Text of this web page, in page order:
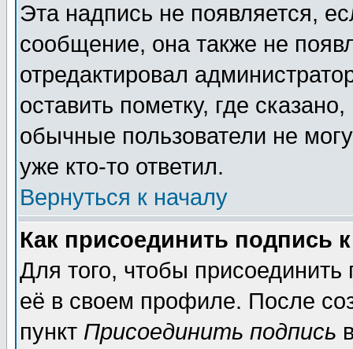
Эта надпись не появляется,
сообщение, она также не
отредактировал
оставить пометку, где
обычные пользователи не
уже кто-то ответил.
Вернуться к началу
Как присоединить подпись
Для того, чтобы
её в своем профиле. После
пункт Присоединить подпись